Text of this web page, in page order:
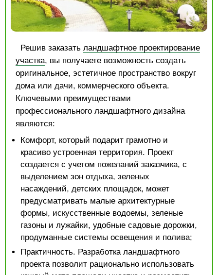
Решив заказать ландшафтное проектирование
участка, вы получаете возможность создать
оригинальное, эстетичное пространство вокруг
дома или дачи, коммерческого объекта.
Ключевыми преимуществами
профессионального ландшафтного дизайна
являются:
Комфорт, который подарит грамотно и
красиво устроенная территория. Проект
создается с учетом пожеланий заказчика, с
выделением зон отдыха, зеленых
насаждений, детских площадок, может
предусматривать малые архитектурные
формы, искусственные водоемы, зеленые
газоны и лужайки, удобные садовые дорожки,
продуманные системы освещения и полива;
Практичность. Разработка ландшафтного
проекта позволит рационально использовать